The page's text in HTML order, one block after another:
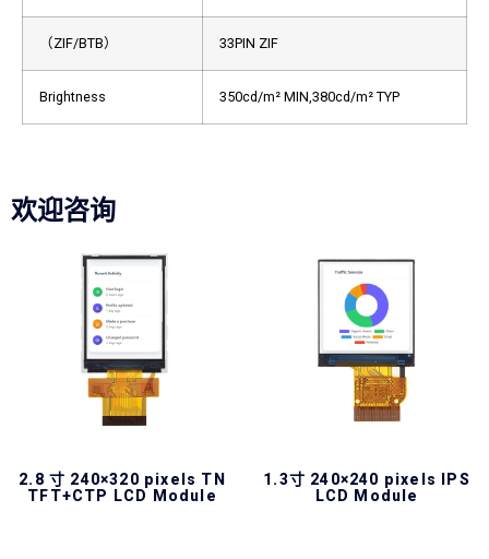
（ZIF/BTB） 33PIN ZIF
Brightness 350cd/m² MIN,380cd/m² TYP
欢迎咨询
2.8 寸 240×320 pixels TN
TFT+CTP LCD Module
1.3寸 240×240 pixels IPS
LCD Module